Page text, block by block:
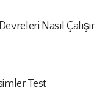
Nasıl Çalışır
Test